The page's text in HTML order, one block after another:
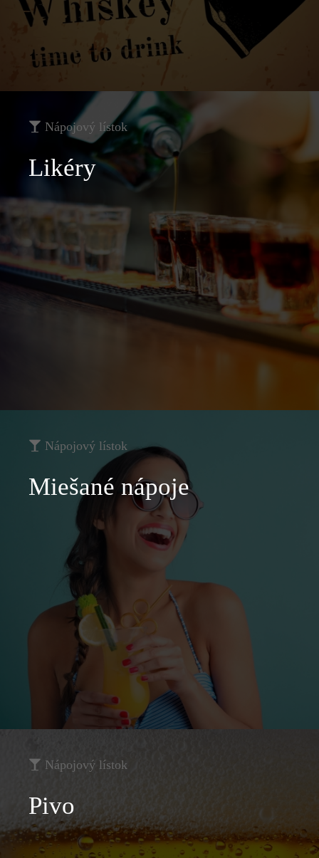
Nápojový lístok
Likéry
Nápojový lístok
Miešané nápoje
Nápojový lístok
Pivo